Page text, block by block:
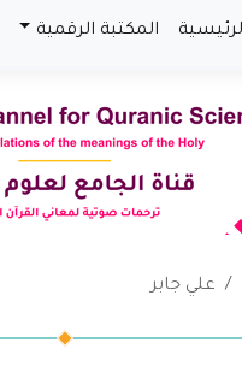
المكتبة الرقمية
علي جابر